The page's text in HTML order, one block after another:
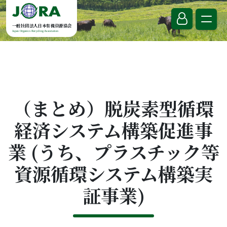
Skip to content
一般社団法人日本有機資源協会
Japan Organics Recycling Association
（まとめ）脱炭素型循環
経済システム構築促進事
業 (うち、プラスチック等
資源循環システム構築実
証事業)